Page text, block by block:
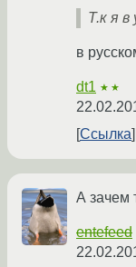
Т.к я в
в
dt1 ★★
Ссылка
А зачем
entefeed